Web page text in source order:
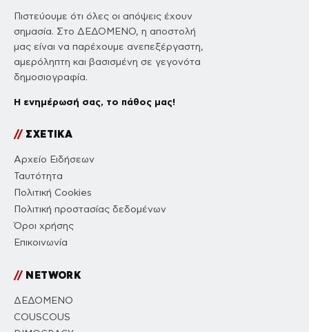
Πιστεύουμε ότι όλες οι απόψεις έχουν
σημασία. Στο ΔΕΔΟΜΕΝΟ, η αποστολή
μας είναι να παρέχουμε ανεπεξέργαστη,
αμερόληπτη και βασισμένη σε γεγονότα
δημοσιογραφία.
Η ενημέρωσή σας, το πάθος μας!
//ΣΧΕΤΙΚΑ
Αρχείο Ειδήσεων
Ταυτότητα
Πολιτική Cookies
Πολιτική προστασίας δεδομένων
Όροι χρήσης
Επικοινωνία
//NETWORK
ΔΕΔΟΜΕΝΟ
COUSCOUS